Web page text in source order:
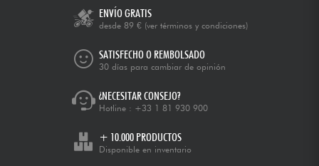
ENVÍO GRATIS
desde 89 € (ver términos y condiciones)
SATISFECHO O REMBOLSADO
30 días para cambiar de opinión
¿NECESITAR CONSEJO?
Hotline : +33 1 81 930 900
+ 10.000 PRODUCTOS
Disponible en inventario